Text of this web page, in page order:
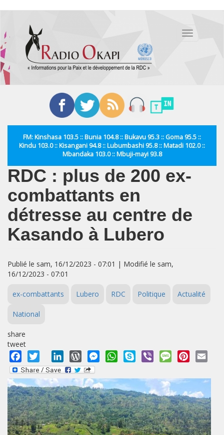
contenu
principal
Toggle
FM: Kinshasa 103.5 :: Bunia 104.8 :: Bukavu 95.3 :: Goma 95.5 ::
Kindu 103.0 :: Kisangani 94.8 :: Lubumbashi 95.8 :: Matadi 102.0 ::
Mbandaka 103.0 :: Mbuji-mayi 93.8
RDC : plus de 200 ex-
combattants en
détresse au centre de
Kasando à Lubero
Publié le sam, 16/12/2023 - 07:01 | Modifié le sam,
16/12/2023 - 07:01
ex-combattants Lubero RDC Politique Actualité
National
share
tweet
Facebook
Twitter LinkedInWordPressMessengerWhatsApp
Skype Viber MessagePinterest